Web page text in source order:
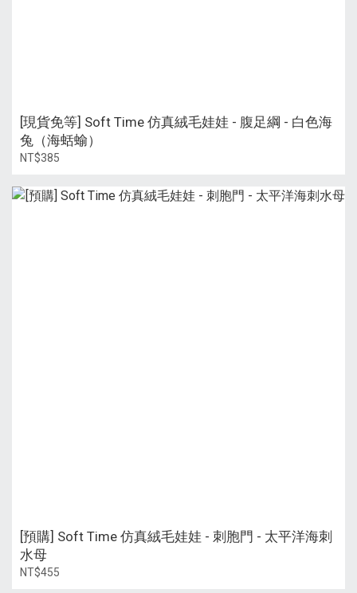
[現貨免等] Soft Time 仿真絨毛娃娃 - 腹足綱 - 白色海
兔（海蛞蝓）
NT$385
[預購] Soft Time 仿真絨毛娃娃 - 刺胞門 - 太平洋海刺
水母
NT$455